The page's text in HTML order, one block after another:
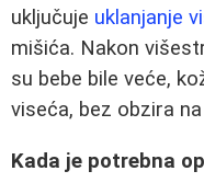
uključuje uklanjanje
mišića. Nakon
su bebe bile veće,
viseća, bez obzira
Kada je potrebna